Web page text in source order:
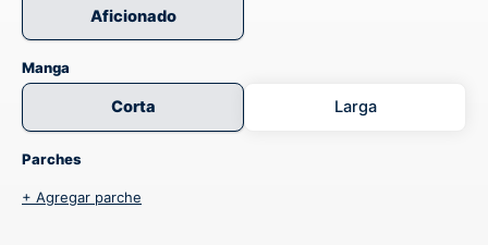
Aficionado
Manga
Corta Larga
Parches
+ Agregar parche